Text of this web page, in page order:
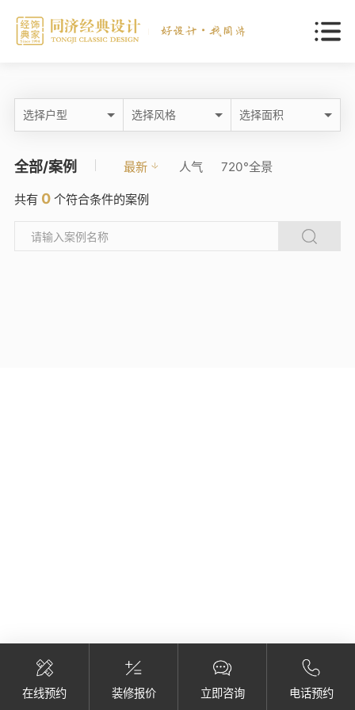
选择户型 选择风格 选择面积
全部/案例 最新 人气 720°全景
共有 0个符合条件的案例
在线预约 装修报价 立即咨询 电话预约